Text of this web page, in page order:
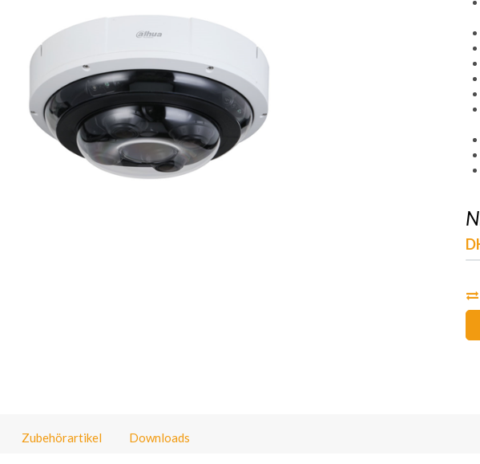
Zubehörartikel Downloads